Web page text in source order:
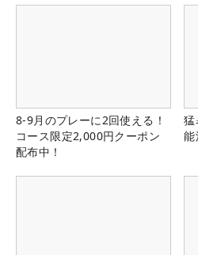
8-9月のプレーに2回使える！
コース限定2,000円クーポン
配布中！
猛
能